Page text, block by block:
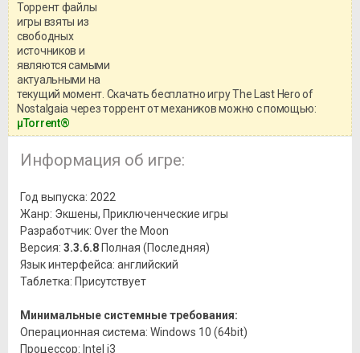
Торрент файлы
игры взяты из
свободных
источников и
являются самыми
актуальными на
текущий момент. Скачать бесплатно игру The Last Hero of
Nostalgaia через торрент от механиков можно с помощью:
μTorrent®
Информация об игре:
Год выпуска: 2022
Жанр: Экшены, Приключенческие игры
Разработчик: Over the Moon
Версия: 3.3.6.8 Полная (Последняя)
Язык интерфейса: английский
Таблетка: Присутствует
Минимальные системные требования:
Операционная система: Windows 10 (64bit)
Процессор: Intel i3